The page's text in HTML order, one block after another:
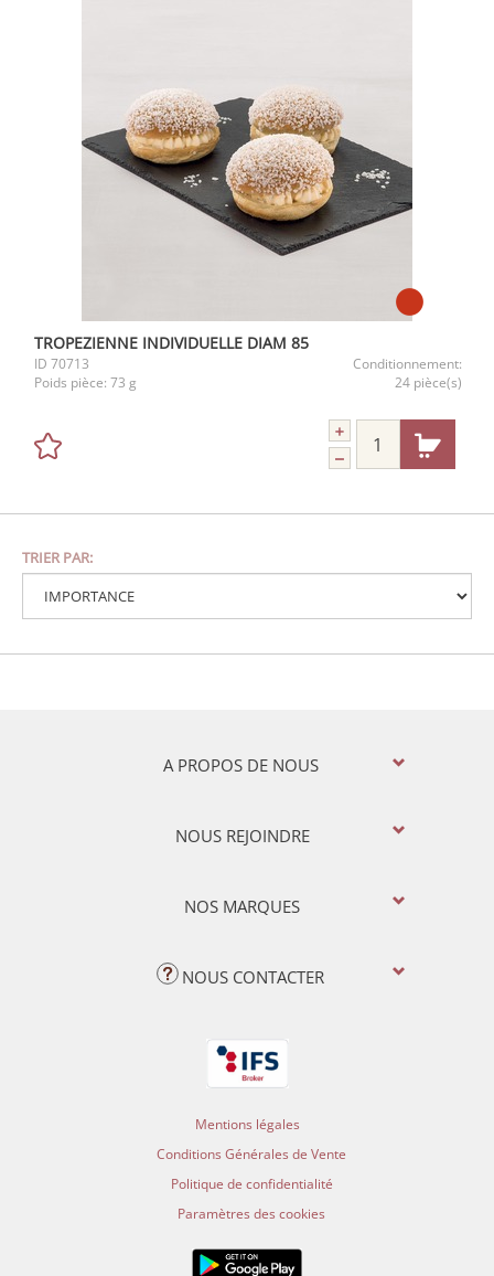
TROPEZIENNE INDIVIDUELLE DIAM 85
ID 70713
Conditionnement:
Poids pièce: 73 g 24 pièce(s)
TRIER PAR:
A PROPOS DE NOUS
NOUS REJOINDRE
NOS MARQUES
NOUS CONTACTER
Mentions légales
Conditions Générales de Vente
Politique de confidentialité
Paramètres des cookies